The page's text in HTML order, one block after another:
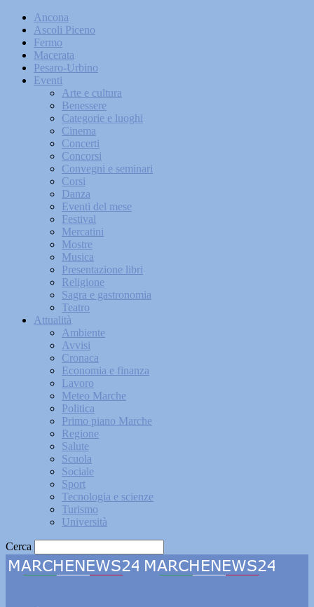
Ancona
Ascoli Piceno
Fermo
Macerata
Pesaro-Urbino
Eventi
Arte e cultura
Benessere
Categorie e luoghi
Cinema
Concerti
Concorsi
Convegni e seminari
Corsi
Danza
Eventi del mese
Festival
Mercatini
Mostre
Musica
Presentazione libri
Religione
Sagra e gastronomia
Teatro
Attualità
Ambiente
Avvisi
Cronaca
Economia e finanza
Lavoro
Meteo Marche
Politica
Primo piano Marche
Regione
Salute
Scuola
Sociale
Sport
Tecnologia e scienze
Turismo
Università
Cerca